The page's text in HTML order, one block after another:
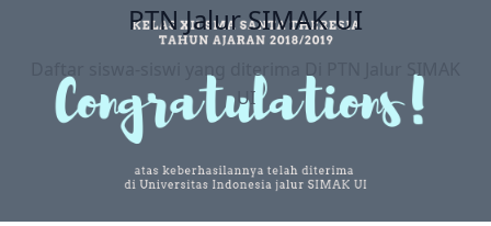
PTN Jalur SIMAK UI
Daftar siswa-siswi yang diterima Di PTN Jalur SIMAK
UI